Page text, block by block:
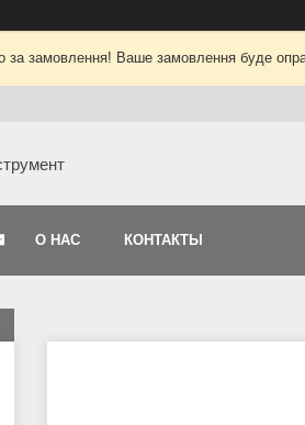
за замовлення! Ваше замовлення буде
О НАС КОНТАКТЫ